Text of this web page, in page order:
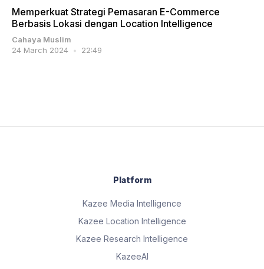
Memperkuat Strategi Pemasaran E-Commerce
Berbasis Lokasi dengan Location Intelligence
Cahaya Muslim
24 March 2024
22:49
Platform
Kazee Media Intelligence
Kazee Location Intelligence
Kazee Research Intelligence
KazeeAI